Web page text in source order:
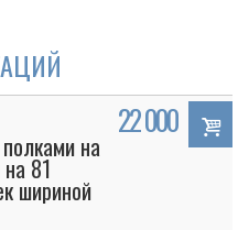
на
81
шириной
22 000